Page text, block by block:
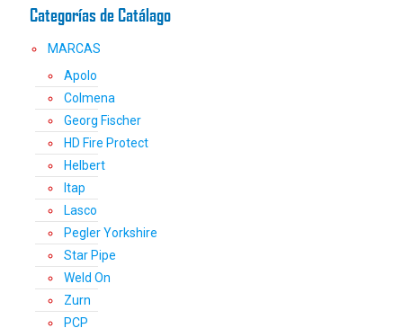
página
producto
Categorías de Catálago
MARCAS
Apolo
Colmena
Georg Fischer
HD Fire Protect
Helbert
Itap
Lasco
Pegler Yorkshire
Star Pipe
Weld On
Zurn
PCP